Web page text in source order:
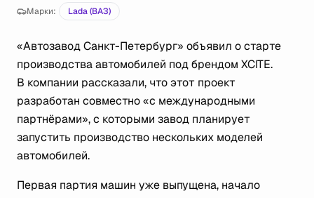
Марки: Lada (ВАЗ)
«Автозавод Санкт-Петербург» объявил о старте
производства автомобилей под брендом XCITE.
В компании рассказали, что этот проект
разработан совместно «с международными
партнёрами», с которыми завод планирует
запустить производство нескольких моделей
автомобилей.
Первая партия машин уже выпущена, начало